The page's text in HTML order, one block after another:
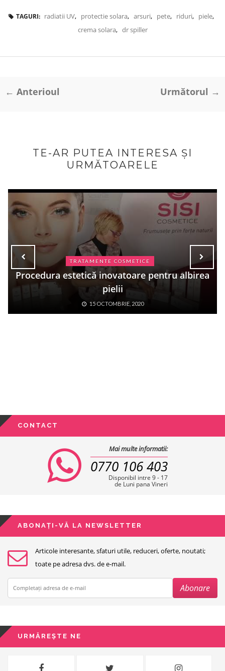
TAGURI: radiatii UV, protectie solara, arsuri, pete, riduri, piele,
crema solara, dr spiller
← Anterioul Următorul →
TE-AR PUTEA INTERESA ȘI
URMĂTOARELE
TRATAMENTE COSMETICE
Procedura estetică inovatoare pentru albirea
pielii
15 OCTOMBRIE, 2020
CONTACT
Mai multe informatii:
0770 106 403
Disponibil intre 9 - 17
de Luni pana Vineri
ABONAȚI-VĂ LA NEWSLETTER
Articole interesante, sfaturi utile, reduceri, oferte, noutati;
toate pe adresa dvs. de e-mail.
URMĂREȘTE NE